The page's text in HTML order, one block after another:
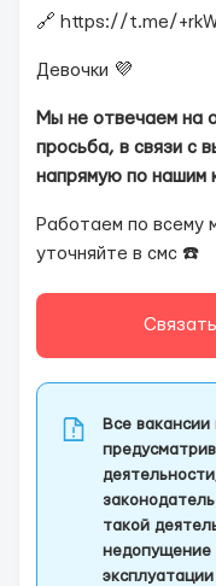
🔗 https://t.me/
Девочки 💜
Мы не отвечаем на
просьба, в связи с
напрямую по нашим
Работаем по всему
уточняйте в смс ☎️
Все
такой
недопущение